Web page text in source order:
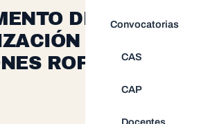
Convocatorias
CAS
CAP
Docentes
DE
Y
ROF